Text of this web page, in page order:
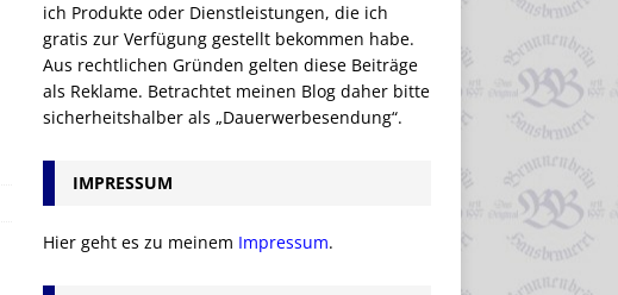
ich Produkte oder Dienstleistungen, die ich
gratis zur Verfügung gestellt bekommen habe.
Aus rechtlichen Gründen gelten diese Beiträge
als Reklame. Betrachtet meinen Blog daher bitte
sicherheitshalber als „Dauerwerbesendung“.
IMPRESSUM
Hier geht es zu meinem Impressum.